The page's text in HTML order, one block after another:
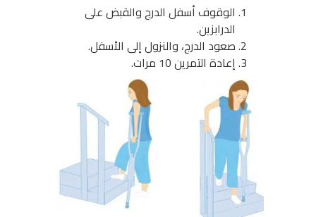
الوقوف أسفل الدرج والقبض على
الدرابزين.
صعود الدرج، والنزول إلى الأسفل.
إعادة التمرين 10 مرات.